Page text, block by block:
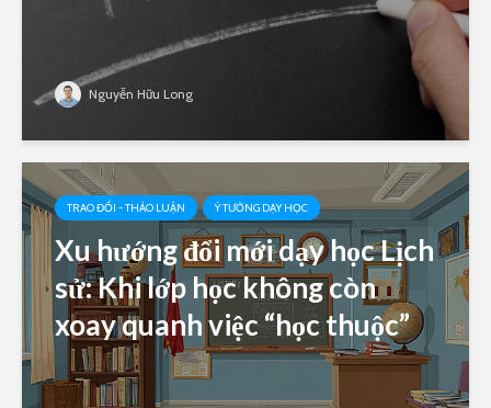
Nguyễn Hữu Long
TRAO ĐỔI - THẢO LUẬN Ý TƯỞNG DẠY HỌC
Xu hướng đổi mới dạy học Lịch
sử: Khi lớp học không còn
xoay quanh việc “học thuộc”